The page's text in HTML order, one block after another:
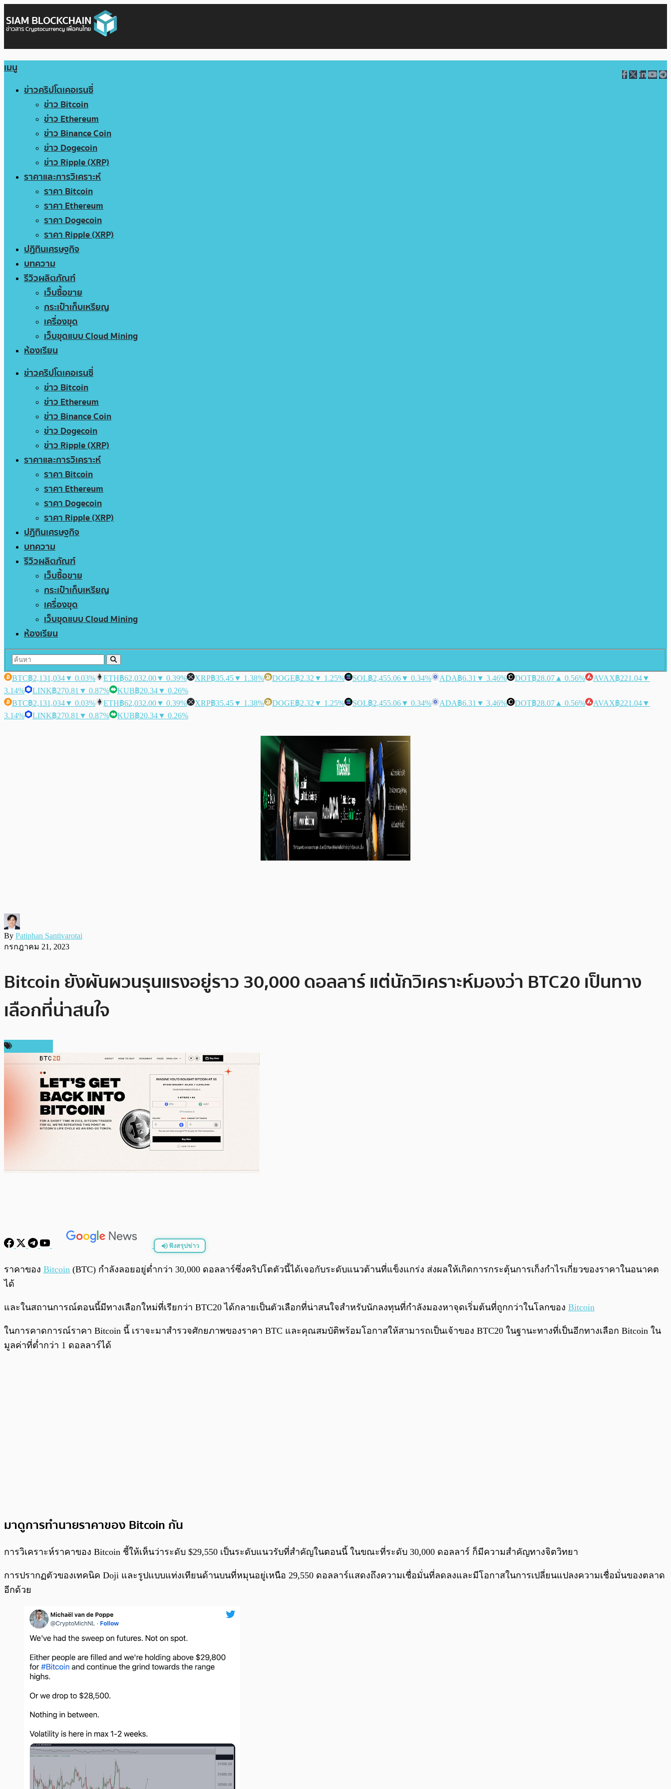
เมนู
ข่าวคริปโตเคอเรนซี่
ข่าว Bitcoin
ข่าว Ethereum
ข่าว Binance Coin
ข่าว Dogecoin
ข่าว Ripple (XRP)
ราคาและการวิเคราะห์
ราคา Bitcoin
ราคา Ethereum
ราคา Dogecoin
ราคา Ripple (XRP)
ปฏิทินเศรษฐกิจ
บทความ
รีวิวผลิตภัณฑ์
เว็บซื้อขาย
กระเป๋าเก็บเหรียญ
เครื่องขุด
เว็บขุดแบบ Cloud Mining
ห้องเรียน
ข่าวคริปโตเคอเรนซี่
ข่าว Bitcoin
ข่าว Ethereum
ข่าว Binance Coin
ข่าว Dogecoin
ข่าว Ripple (XRP)
ราคาและการวิเคราะห์
ราคา Bitcoin
ราคา Ethereum
ราคา Dogecoin
ราคา Ripple (XRP)
ปฏิทินเศรษฐกิจ
บทความ
รีวิวผลิตภัณฑ์
เว็บซื้อขาย
กระเป๋าเก็บเหรียญ
เครื่องขุด
เว็บขุดแบบ Cloud Mining
ห้องเรียน
BTC฿2,131,034▼ 0.03% ETH฿62,032.00▼ 0.39% XRP฿35.45▼ 1.38% DOGE฿2.32 ▼ 1.25% SOL฿2,455.06▼ 0.34% ADA฿6.31 ▼ 3.46% DOT฿28.07 ▲ 0.56% AVAX฿221.04▼
3.14%
LINK฿270.81 ▼ 0.87% KUB฿20.34▼ 0.26%
BTC฿2,131,034▼ 0.03% ETH฿62,032.00▼ 0.39% XRP฿35.45▼ 1.38% DOGE฿2.32 ▼ 1.25% SOL฿2,455.06▼ 0.34% ADA฿6.31 ▼ 3.46% DOT฿28.07 ▲ 0.56% AVAX฿221.04▼
3.14%
LINK฿270.81 ▼ 0.87% KUB฿20.34▼ 0.26%
By Patiphan Santivarotai
กรกฎาคม 21, 2023
Bitcoin ยังผันผวนรุนแรงอยู่ราว 30,000 ดอลลาร์ แต่นักวิเคราะห์มองว่า BTC20 เป็นทาง
เลือกที่น่าสนใจ
ฟังสรุปข่าว
พร้อมเล่น /0:00
ราคาของ Bitcoin (BTC) กำลังลอยอยู่ต่ำกว่า 30,000 ดอลลาร์ซึ่งคริปโตตัวนี้ได้เจอกับระดับแนวต้านที่แข็งแกร่ง ส่งผลให้เกิดการกระตุ้นการเก็งกำไรเกี่ยวของราคาในอนาคต
ได้
และในสถานการณ์ตอนนี้มีทางเลือกใหม่ที่เรียกว่า BTC20 ได้กลายเป็นตัวเลือกที่น่าสนใจสำหรับนักลงทุนที่กำลังมองหาจุดเริ่มต้นที่ถูกกว่าในโลกของ Bitcoin
ในการคาดการณ์ราคา Bitcoin นี้ เราจะมาสำรวจศักยภาพของราคา BTC และคุณสมบัติพร้อมโอกาสให้สามารถเป็นเจ้าของ BTC20 ในฐานะทางที่เป็นอีกทางเลือก Bitcoin ใน
มูลค่าที่ต่ำกว่า 1 ดอลลาร์ได้
มาดูการทำนายราคาของ Bitcoin กัน
การวิเคราะห์ราคาของ Bitcoin ชี้ให้เห็นว่าระดับ $29,550 เป็นระดับแนวรับที่สำคัญในตอนนี้ ในขณะที่ระดับ 30,000 ดอลลาร์ ก็มีความสำคัญทางจิตวิทยา
การปรากฏตัวของเทคนิค Doji และรูปแบบแท่งเทียนด้านบนที่หมุนอยู่เหนือ 29,550 ดอลลาร์แสดงถึงความเชื่อมั่นที่ลดลงและมีโอกาสในการเปลี่ยนแปลงความเชื่อมั่นของตลาด
อีกด้วย